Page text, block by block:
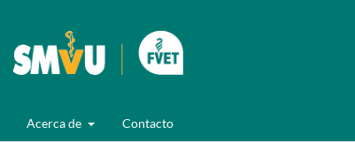
Acerca de Contacto